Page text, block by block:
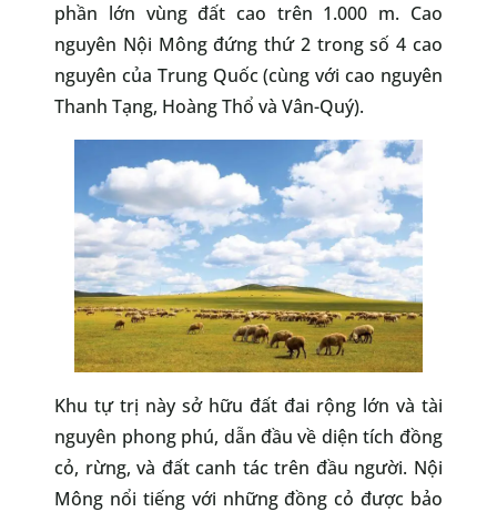
phần lớn vùng đất cao trên 1.000 m. Cao
nguyên Nội Mông đứng thứ 2 trong số 4 cao
nguyên của Trung Quốc (cùng với cao nguyên
Thanh Tạng, Hoàng Thổ và Vân-Quý).
Khu tự trị này sở hữu đất đai rộng lớn và tài
nguyên phong phú, dẫn đầu về diện tích đồng
cỏ, rừng, và đất canh tác trên đầu người. Nội
Mông nổi tiếng với những đồng cỏ được bảo